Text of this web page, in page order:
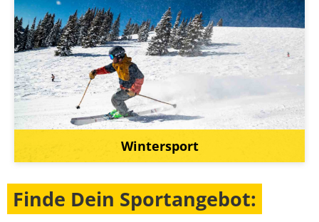
Wintersport
Finde Dein Sportangebot: